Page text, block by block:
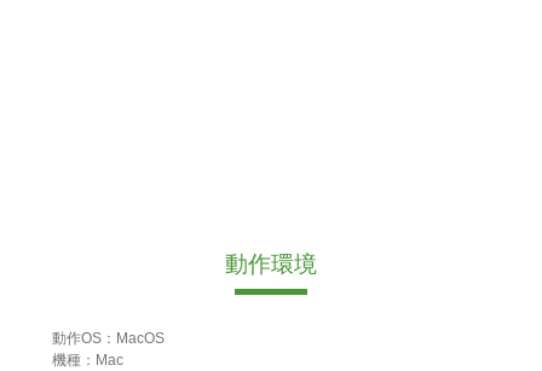
動作環境
動作OS：MacOS
機種：Mac